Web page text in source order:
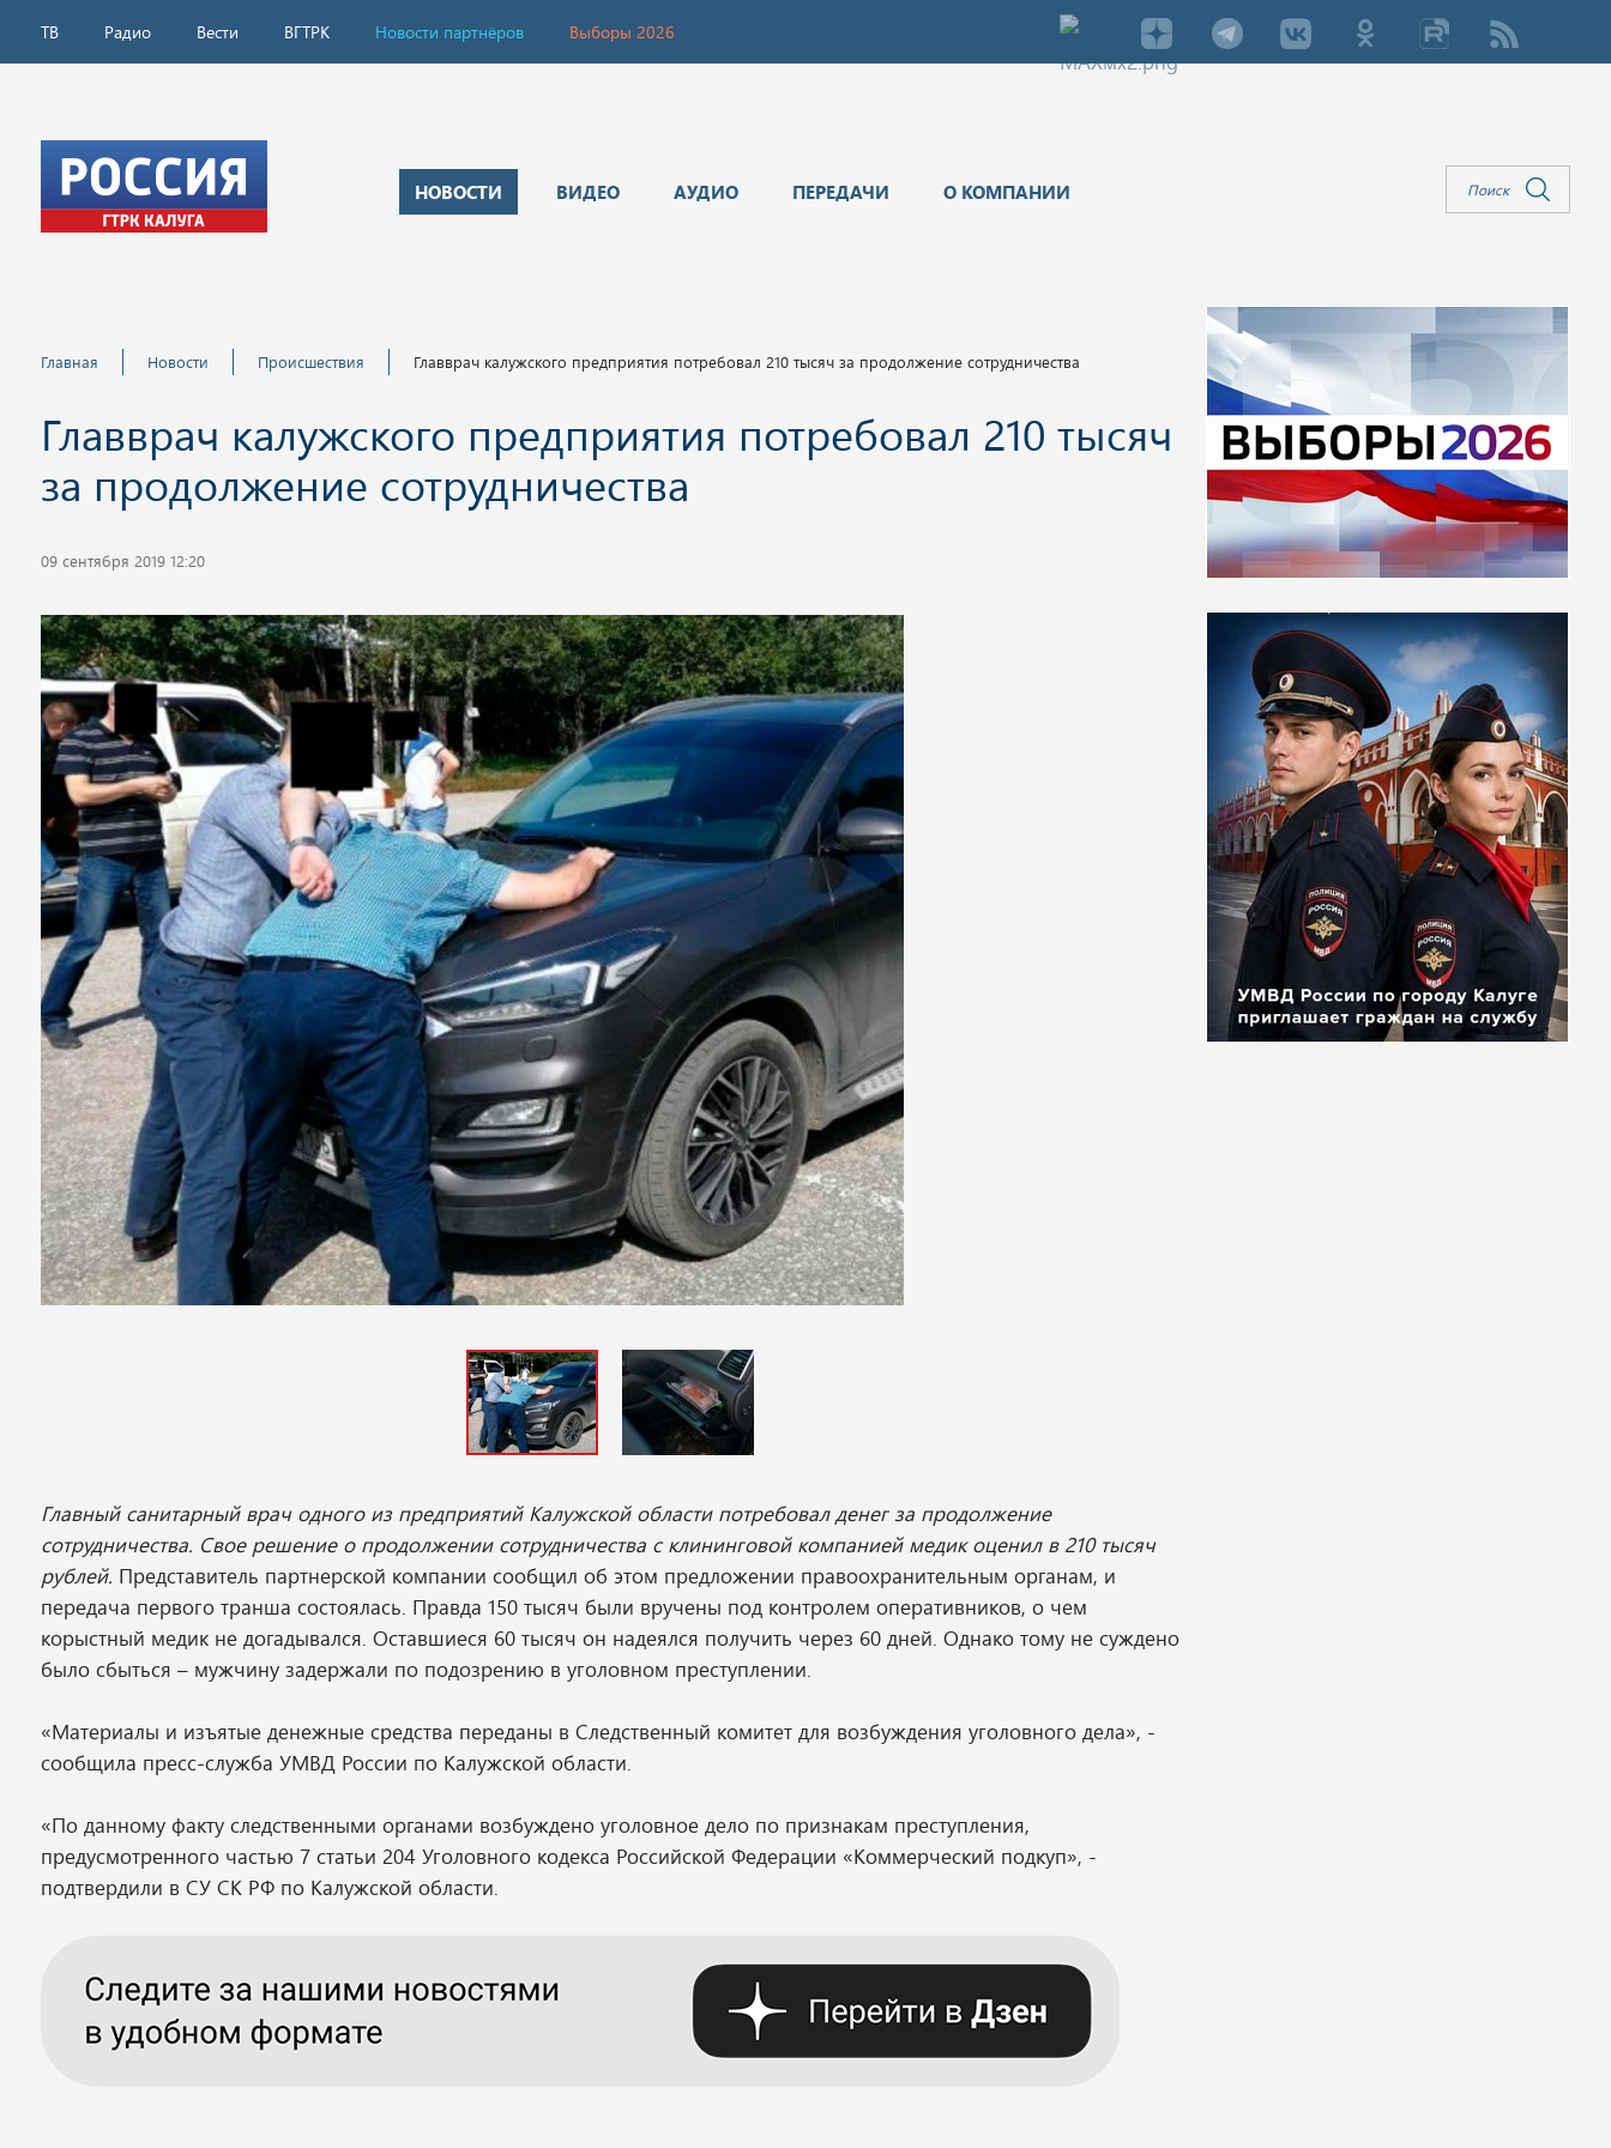
ТВ Радио Вести ВГТРК Новости партнёров Выборы 2026
НОВОСТИ ВИДЕО АУДИО ПЕРЕДАЧИ О КОМПАНИИ
Главная Новости Происшествия Главврач калужского предприятия потребовал 210 тысяч за продолжение сотрудничества
Главврач калужского предприятия потребовал 210 тысяч
за продолжение сотрудничества
09 сентября 2019 12:20
Главный санитарный врач одного из предприятий Калужской области потребовал денег за продолжение
сотрудничества. Свое решение о продолжении сотрудничества с клининговой компанией медик оценил в 210 тысяч
рублей. Представитель партнерской компании сообщил об этом предложении правоохранительным органам, и
передача первого транша состоялась. Правда 150 тысяч были вручены под контролем оперативников, о чем
корыстный медик не догадывался. Оставшиеся 60 тысяч он надеялся получить через 60 дней. Однако тому не суждено
было сбыться – мужчину задержали по подозрению в уголовном преступлении.
«Материалы и изъятые денежные средства переданы в Следственный комитет для возбуждения уголовного дела», -
сообщила пресс-служба УМВД России по Калужской области.
«По данному факту следственными органами возбуждено уголовное дело по признакам преступления,
предусмотренного частью 7 статьи 204 Уголовного кодекса Российской Федерации «Коммерческий подкуп», -
подтвердили в СУ СК РФ по Калужской области.